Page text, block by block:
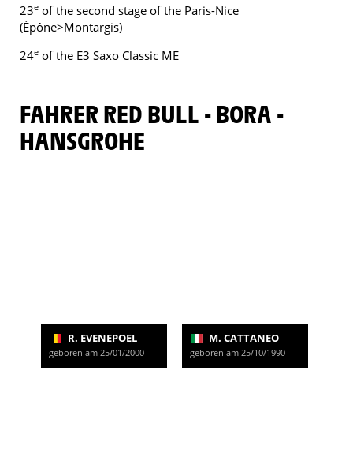
23e of the second stage of the Paris-Nice
(Épône>Montargis)
24e of the E3 Saxo Classic ME
FAHRER RED BULL - BORA -
HANSGROHE
R. EVENEPOEL
geboren am 25/01/2000
M. CATTANEO
geboren am 25/10/1990